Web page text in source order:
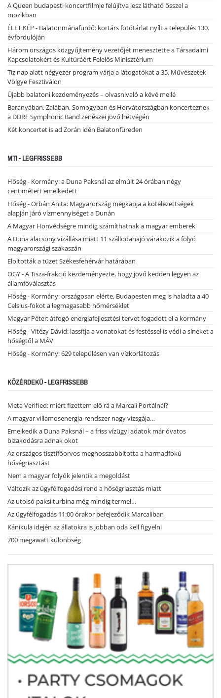
A Queen budapesti koncertfilmje felújítva lesz látható ősszel a
mozikban
ÉLET.KÉP - Balatonmáriafürdő: kortárs fotótárlat nyílt a település 130.
évfordulóján
Három országos közgyűjtemény vezetőjét menesztette a Társadalmi
Kapcsolatokért és Kultúráért Felelős Minisztérium
Tíz nap alatt négyezer program várja a látogatókat a 35. Művészetek
Völgye Fesztiválon
Újabb balatoni kezdeményezés – olvasnivaló a kévé mellé
Baranyában, Zalában, Somogyban és Horvátországban koncerteznek
a DDRF Symphonic Band zenészei jövő hétvégén
Két koncertet is ad Zorán idén Balatonfüreden
MTI - LEGFRISSEBB
Hőség - Kormány: a Duna Paksnál az elmúlt 24 órában négy
centimétert emelkedett
Hőség - Orbán Anita: Magyarország megkapja a kötelezettségek
alapján járó vízmennyiséget a Dunán
A Magyar Honvédségre mindig számíthatnak a magyar emberek
A Duna alacsony vízállása miatt 11 szállodahajó várakozik a folyó
magyarországi szakaszán
Eloltották a tüzet Székesfehérvár határában
OGY - A Tisza-frakció kezdeményezte, hogy jövő kedden legyen az
államfőválasztás
Hőség - Kormány: országosan elérte, Budapesten meg is haladta a 40
Celsius-fokot a legmagasabb hőmérséklet
Magyar Péter: átfogó energiafejlesztési tervet fogadott el a kormány
Hőség - Vitézy Dávid: lassítja a vonatokat és festéssel is védi a síneket a
hőségtől a MÁV
Hőség - Kormány: 629 településen van vízkorlátozás
KÖZÉRDEKŰ - LEGFRISSEBB
Meta Verified: miért fizettem elő rá a Marcali Portálnál?
A magyar villamosenergia-rendszer nagy vizsgája…
Emelkedik a Duna Paksnál – a friss vízügyi adatok már óvatos
bizakodásra adnak okot
Az országos tisztifőorvos meghosszabbította a harmadfokú
hőségriasztást
Nem a magyar folyók jelentik a megoldást
Változik az ügyfélfogadási rend a hőségriasztás miatt
Az utolsó paksi turbina még mindig termel…
Az ügyfélfogadás 11:00 órakor befejeződik Marcaliban
Kánikula idején az állatokra is jobban oda kell figyelni
700 megawatt különbség